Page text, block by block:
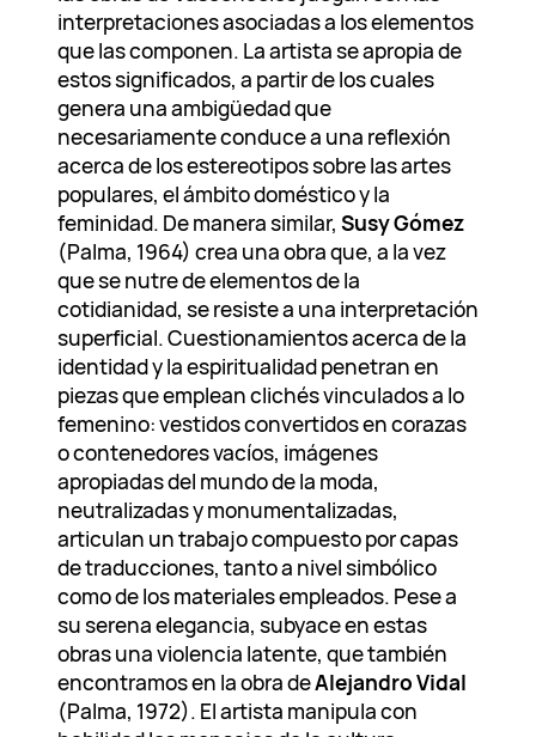
interpretaciones asociadas a los elementos
que las componen. La artista se apropia de
estos significados, a partir de los cuales
genera una ambigüedad que
necesariamente conduce a una reflexión
acerca de los estereotipos sobre las artes
populares, el ámbito doméstico y la
feminidad. De manera similar, Susy Gómez
(Palma, 1964) crea una obra que, a la vez
que se nutre de elementos de la
cotidianidad, se resiste a una interpretación
superficial. Cuestionamientos acerca de la
identidad y la espiritualidad penetran en
piezas que emplean clichés vinculados a lo
femenino: vestidos convertidos en corazas
o contenedores vacíos, imágenes
apropiadas del mundo de la moda,
neutralizadas y monumentalizadas,
articulan un trabajo compuesto por capas
de traducciones, tanto a nivel simbólico
como de los materiales empleados. Pese a
su serena elegancia, subyace en estas
obras una violencia latente, que también
encontramos en la obra deAlejandro Vidal
(Palma, 1972). El artista manipula con